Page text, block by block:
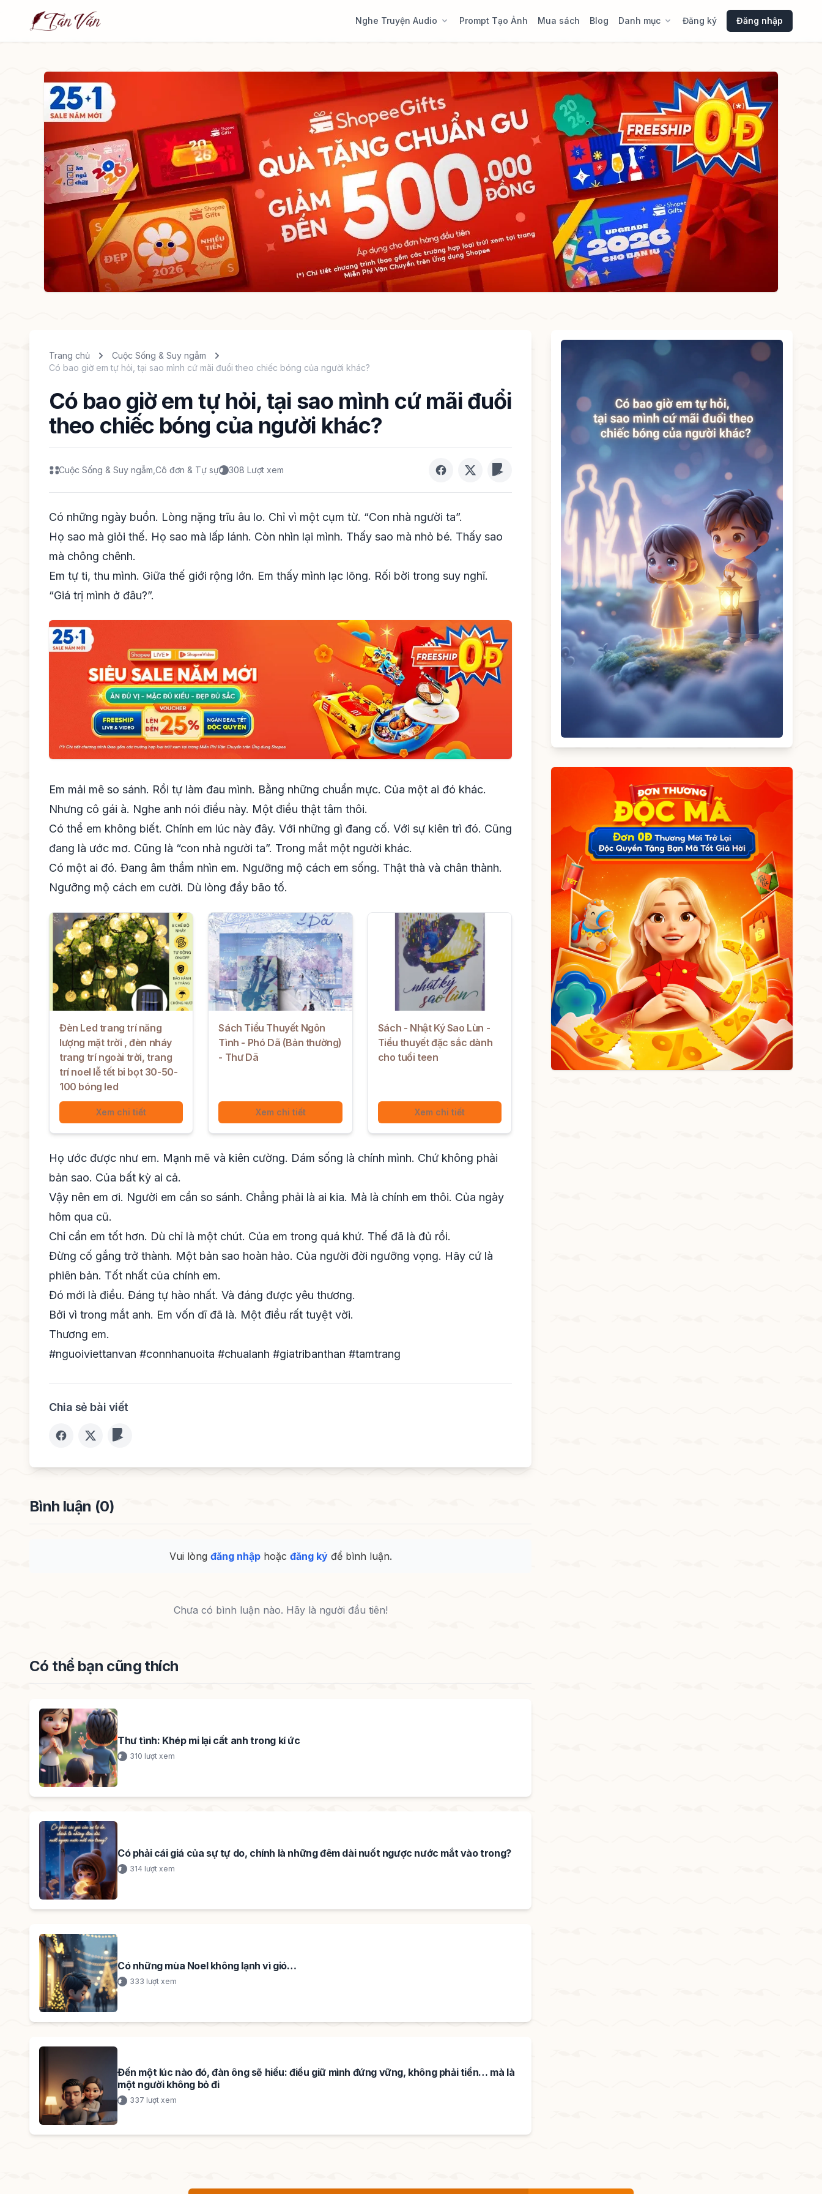
Nghe Truyện Audio Prompt Tạo Ảnh Mua sách Blog Danh mục Đăng ký Đăng nhập
Trang chủ
Cuộc Sống & Suy ngẫm
Có bao giờ em tự hỏi, tại sao mình cứ mãi đuổi theo chiếc bóng của người khác?
Có bao giờ em tự hỏi, tại sao mình cứ mãi đuổi
theo chiếc bóng của người khác?
Cuộc Sống & Suy ngẫm Cô đơn & Tự sự 308 Lượt xem
Có những ngày buồn. Lòng nặng trĩu âu lo. Chỉ vì một cụm từ. “Con nhà người ta”.
Họ sao mà giỏi thế. Họ sao mà lấp lánh. Còn nhìn lại mình. Thấy sao mà nhỏ bé. Thấy sao
mà chông chênh.
Em tự ti, thu mình. Giữa thế giới rộng lớn. Em thấy mình lạc lõng. Rối bời trong suy nghĩ.
“Giá trị mình ở đâu?”.
Em mải mê so sánh. Rồi tự làm đau mình. Bằng những chuẩn mực. Của một ai đó khác.
Nhưng cô gái à. Nghe anh nói điều này. Một điều thật tâm thôi.
Có thể em không biết. Chính em lúc này đây. Với những gì đang cố. Với sự kiên trì đó. Cũng
đang là ước mơ. Cũng là “con nhà người ta”. Trong mắt một người khác.
Có một ai đó. Đang âm thầm nhìn em. Ngưỡng mộ cách em sống. Thật thà và chân thành.
Ngưỡng mộ cách em cười. Dù lòng đầy bão tố.
Đèn Led trang trí năng
lượng mặt trời , đèn nháy
trang trí ngoài trời, trang
trí noel lễ tết bi bọt 30-50-
100 bóng led
Xem chi tiết
Sách Tiểu Thuyết Ngôn
Tình - Phó Dã (Bản thường)
- Thư Dã
Xem chi tiết
Sách - Nhật Ký Sao Lùn -
Tiểu thuyết đặc sắc dành
cho tuổi teen
Xem chi tiết
Họ ước được như em. Mạnh mẽ và kiên cường. Dám sống là chính mình. Chứ không phải
bản sao. Của bất kỳ ai cả.
Vậy nên em ơi. Người em cần so sánh. Chẳng phải là ai kia. Mà là chính em thôi. Của ngày
hôm qua cũ.
Chỉ cần em tốt hơn. Dù chỉ là một chút. Của em trong quá khứ. Thế đã là đủ rồi.
Đừng cố gắng trở thành. Một bản sao hoàn hảo. Của người đời ngưỡng vọng. Hãy cứ là
phiên bản. Tốt nhất của chính em.
Đó mới là điều. Đáng tự hào nhất. Và đáng được yêu thương.
Bởi vì trong mắt anh. Em vốn dĩ đã là. Một điều rất tuyệt vời.
Thương em.
#nguoiviettanvan #connhanuoita #chualanh #giatribanthan #tamtrang
Chia sẻ bài viết
Bình luận (0)
Vui lòng đăng nhậphoặc đăng kýđể bình luận.
Chưa có bình luận nào. Hãy là người đầu tiên!
Có thể bạn cũng thích
Thư tình: Khép mi lại cất anh trong kí ức
310 lượt xem
Có phải cái giá của sự tự do, chính là những đêm dài nuốt ngược nước mắt vào trong?
314 lượt xem
Có những mùa Noel không lạnh vì gió…
333 lượt xem
Đến một lúc nào đó, đàn ông sẽ hiểu: điều giữ mình đứng vững, không phải tiền… mà là
một người không bỏ đi
337 lượt xem